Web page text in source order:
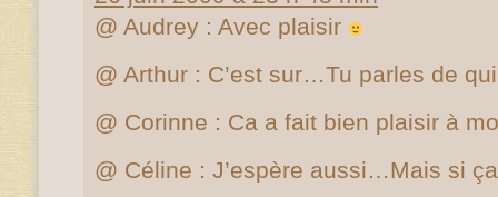
@ Audrey : Avec plaisir
@ Arthur : C’est sur…Tu parles de
@ Corinne : Ca a fait bien plaisir à
@ Céline : J’espère aussi…Mais si